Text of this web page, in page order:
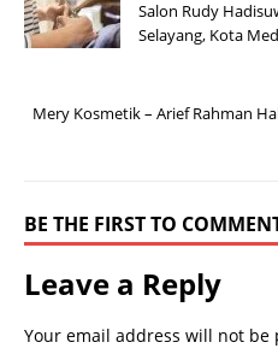
Salon Rudy
Selayang, Kota
Mery Kosmetik – Arief Rahman
BE THE FIRST TO
Leave a Reply
Your email address will not be